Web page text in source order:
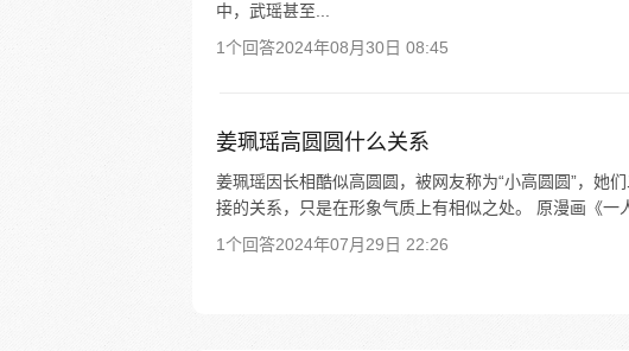
中，武瑶甚至...
1个回答2024年08月30日 08:45
姜珮瑶高圆圆什么关系
姜珮瑶因长相酷似高圆圆，被网友称为“小高圆圆”，她
接的关系，只是在形象气质上有相似之处。 原漫画《一
1个回答2024年07月29日 22:26